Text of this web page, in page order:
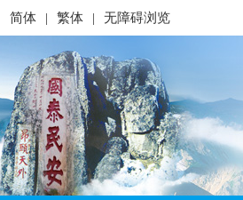
简体 | 繁体 | 无障碍浏览